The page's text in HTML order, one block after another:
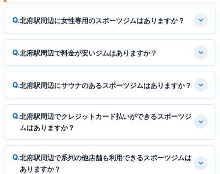
北府駅周辺に女性専用のスポーツジムはありますか？
北府駅周辺で料金が安いジムはありますか？
北府駅周辺にサウナのあるスポーツジムはありますか？
北府駅周辺でクレジットカード払いができるスポーツジ
ムはありますか？
北府駅周辺で系列の他店舗も利用できるスポーツジムは
ありますか？